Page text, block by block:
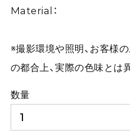
Material：
※撮影環境や照明、お客様
の都合上、実際の色味とは
数量